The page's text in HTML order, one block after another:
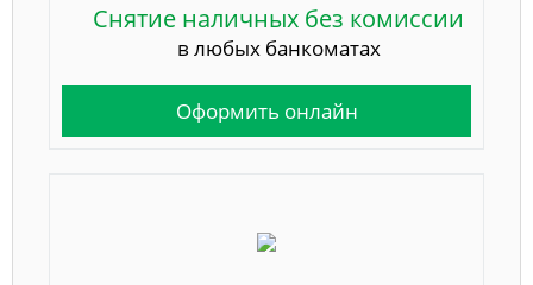
Снятие наличных без комиссии
в любых банкоматах
Оформить онлайн